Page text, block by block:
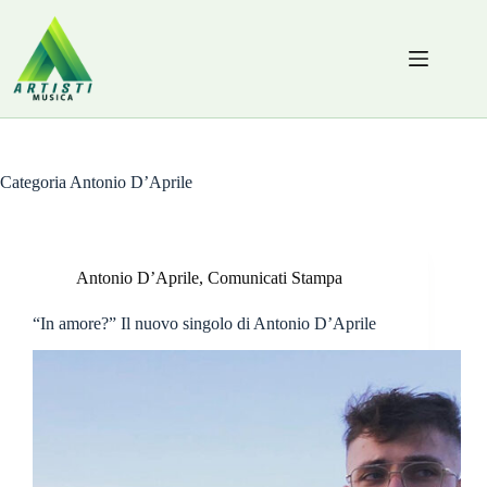
contenuto
Categoria Antonio D’Aprile
Antonio D’Aprile, Comunicati Stampa
“In amore?” Il nuovo singolo di Antonio D’Aprile